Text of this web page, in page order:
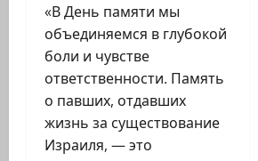
«В День памяти мы
объединяемся в глубокой
боли и чувстве
ответственности. Память
о павших, отдавших
жизнь за существование
Израиля, — это